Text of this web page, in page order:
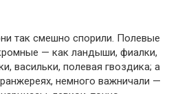
так смешно спорили. Полевые
— как ландыши, фиалки,
васильки, полевая гвоздика; а
немного важничали —